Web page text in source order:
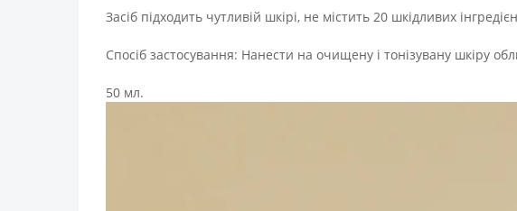
Засіб підходить чутливій шкірі, не містить 20 шкідливих
Спосіб застосування: Нанести на очищену і тонізувану шкіру
50 мл.